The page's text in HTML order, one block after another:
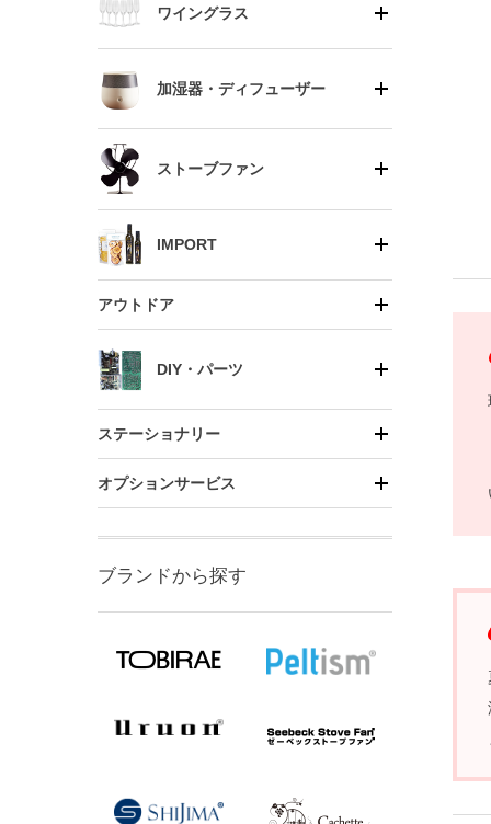
ワイングラス
加湿器・ディフューザー
ストーブファン
IMPORT
アウトドア
DIY・パーツ
ステーショナリー
オプションサービス
ブランドから探す